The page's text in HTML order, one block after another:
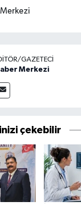
GAZETECI
Merkezi
çekebilir